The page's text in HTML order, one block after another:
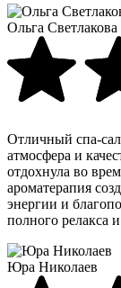
Ольга Светлакова
Отличный спа-
атмосфера и
отдохнула во
ароматерапия
энергии и
полного релакса
Юра Николаев